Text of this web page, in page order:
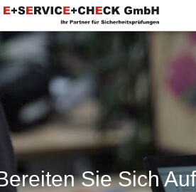
Sie Sich